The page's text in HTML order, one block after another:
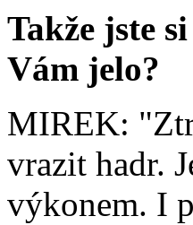
Takže jste
Vám jelo?
MIREK:
vrazit hadr.
výkonem. I